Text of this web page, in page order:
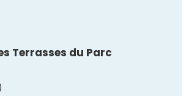
Terrasses du Parc